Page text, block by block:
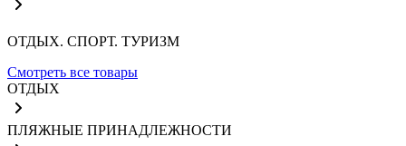
ОТДЫХ. СПОРТ. ТУРИЗМ
Смотреть все товары
ОТДЫХ
ПЛЯЖНЫЕ ПРИНАДЛЕЖНОСТИ